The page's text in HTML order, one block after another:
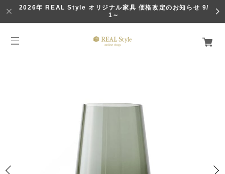
2026年 REAL Style オリジナル家具 価格改定のお知らせ 9/
1～